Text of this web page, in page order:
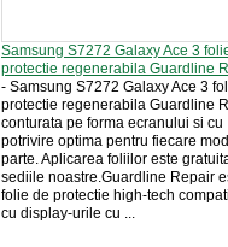
Samsung S7272 Galaxy Ace 3
protectie regenerabila Guardline
- Samsung S7272 Galaxy Ace 3
protectie regenerabila Guardline
conturata pe forma ecranului si cu
potrivire optima pentru fiecare
parte. Aplicarea foliilor este
sediile noastre.Guardline Repair
folie de protectie high-tech
cu display-urile cu ...